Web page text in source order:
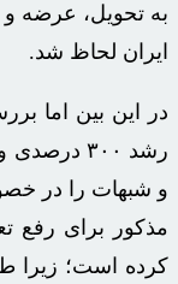
به تحویل، عرضه
ایران لحاظ شد.
در این بین اما
و شبهات را در
مذکور برای رفع
کرده است؛ زیرا